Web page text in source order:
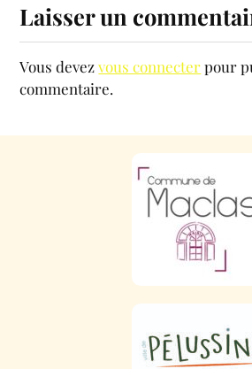
Laisser un
Vous devezvous connecterpour
commentaire.